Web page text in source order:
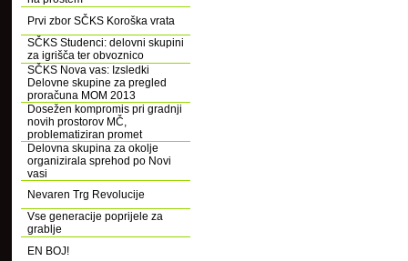
Prvi zbor SČKS Koroška vrata
SČKS Studenci: delovni skupini
za igrišča ter obvoznico
SČKS Nova vas: Izsledki
Delovne skupine za pregled
proračuna MOM 2013
Dosežen kompromis pri gradnji
novih prostorov MČ,
problematiziran promet
Delovna skupina za okolje
organizirala sprehod po Novi
vasi
Nevaren Trg Revolucije
Vse generacije poprijele za
grablje
EN BOJ!